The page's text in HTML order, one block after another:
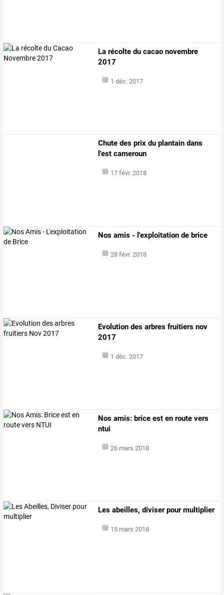
La récolte du cacao novembre
2017
1 déc. 2017
Chute des prix du plantain dans
l'est cameroun
17 févr. 2018
Nos amis - l'exploitation de brice
28 févr. 2018
Evolution des arbres fruitiers nov
2017
1 déc. 2017
Nos amis: brice est en route vers
ntui
26 mars 2018
Les abeilles, diviser pour multiplier
15 mars 2018